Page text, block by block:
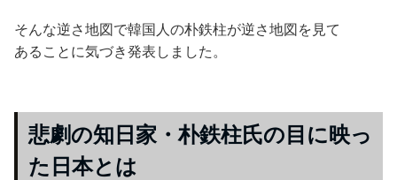
そんな逆さ地図で韓国人の朴鉄柱が逆さ地図を見て
あることに気づき発表しました。
悲劇の知日家・朴鉄柱氏の目に映っ
た日本とは